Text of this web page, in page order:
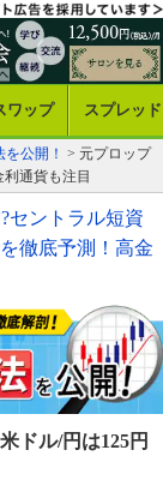
ワップ スプレッド
公開！ > 元プロップ
通貨も注目
セントラル短資
徹底予測！高金
米ドル/円は125円